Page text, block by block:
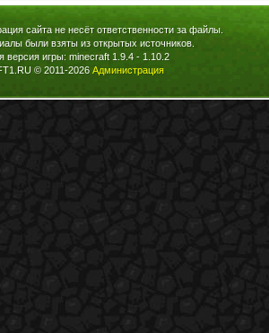
сайта не несёт ответственности за файлы.
были взяты из открытых источников.
версия игры: minecraft 1.9.4 - 1.10.2
© 2011-2026 Администрация